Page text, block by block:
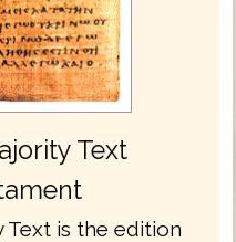
Text
Text is the edition